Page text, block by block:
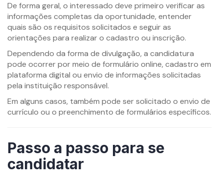
De forma geral, o interessado deve primeiro verificar as
informações completas da oportunidade, entender
quais são os requisitos solicitados e seguir as
orientações para realizar o cadastro ou inscrição.
Dependendo da forma de divulgação, a candidatura
pode ocorrer por meio de formulário online, cadastro em
plataforma digital ou envio de informações solicitadas
pela instituição responsável.
Em alguns casos, também pode ser solicitado o envio de
currículo ou o preenchimento de formulários específicos.
Passo a passo para se
candidatar